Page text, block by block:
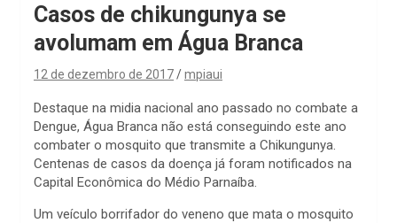
Casos de chikungunya se
avolumam em Água Branca
12 de dezembro de 2017 mpiaui
Destaque na midia nacional ano passado no combate a
Dengue, Água Branca não está conseguindo este ano
combater o mosquito que transmite a Chikungunya.
Centenas de casos da doença já foram notificados na
Capital Econômica do Médio Parnaíba.
Um veículo borrifador do veneno que mata o mosquito